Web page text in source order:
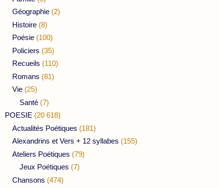
Géographie (2)
Histoire (8)
Poésie (100)
Policiers (35)
Recueils (110)
Romans (81)
Vie (25)
Santé (7)
POESIE (20 618)
Actualités Poétiques (181)
Alexandrins et Vers + 12 syllabes (155)
Ateliers Poétiques (79)
Jeux Poétiques (7)
Chansons (474)